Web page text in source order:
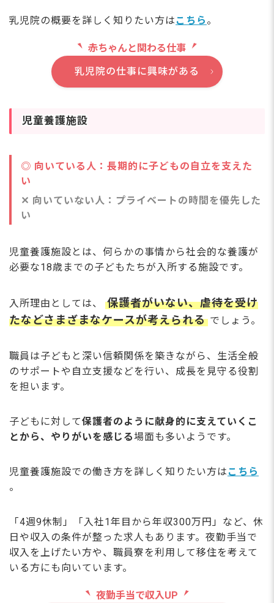
乳児院の概要を詳しく知りたい方は こちら 。
赤ちゃんと関わる仕事
乳児院の仕事に興味がある
児童養護施設
◎ 向いている人：長期的に子どもの自立を支えた
い
✕ 向いていない人：プライベートの時間を優先した
い
児童養護施設とは、何らかの事情から社会的な養護が
必要な18歳までの子どもたちが入所する施設です。
入所理由としては、
保護者がいない、虐待を受け
たなどさまざまなケースが考えられる でしょう。
職員は子どもと深い信頼関係を築きながら、生活全般
のサポートや自立支援などを行い、成長を見守る役割
を担います。
子どもに対して保護者のように献身的に支えていくこ
とから、やりがいを感じる場面も多いようです。
児童養護施設での働き方を詳しく知りたい方は こちら
。
「4週9休制」「入社1年目から年収300万円」など、休
日や収入の条件が整った求人もあります。夜勤手当で
収入を上げたい方や、職員寮を利用して移住を考えて
いる方にも向いています。
夜勤手当で収入UP